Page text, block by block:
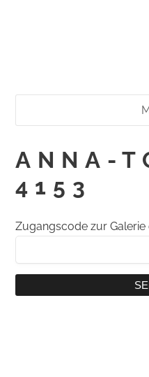
ANNA-
4153
Zugangscode zur Galerie